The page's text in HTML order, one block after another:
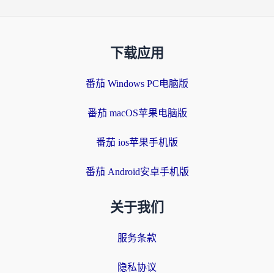
下载应用
番茄 Windows PC电脑版
番茄 macOS苹果电脑版
番茄 ios苹果手机版
番茄 Android安卓手机版
关于我们
服务条款
隐私协议